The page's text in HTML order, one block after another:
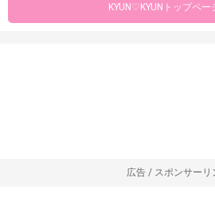
KYUN♡KYUNトップペー
広告 / スポンサーリ